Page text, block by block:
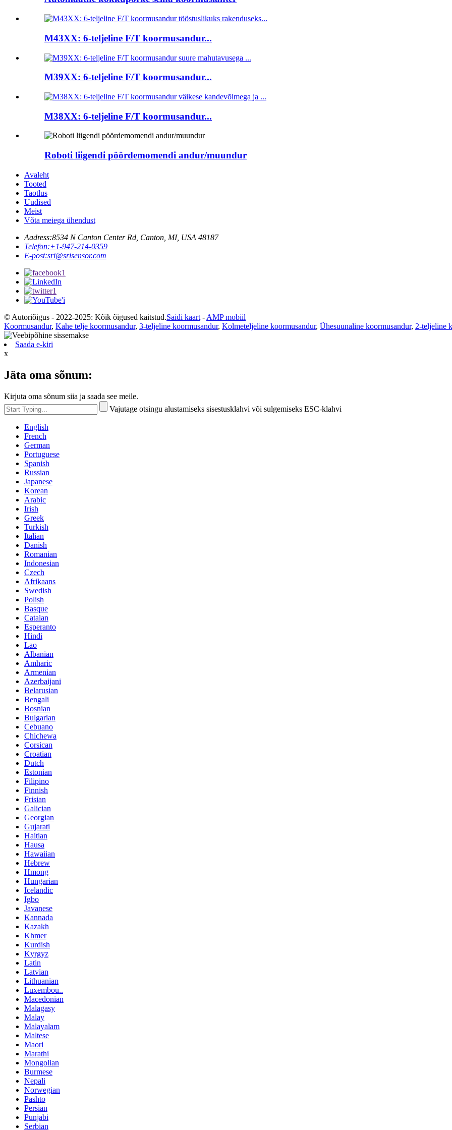
M43XX: 6-teljeline F/T koormusandur...
M39XX: 6-teljeline F/T koormusandur...
M38XX: 6-teljeline F/T koormusandur...
Roboti liigendi pöördemomendi andur/muundur
Avaleht
Tooted
Taotlus
Uudised
Meist
Võta meiega ühendust
Aadress:8534 N Canton Center Rd, Canton, MI, USA 48187
Telefon:+1-947-214-0359
E-post:sri@srisensor.com
© Autoriõigus - 2022-2025: Kõik õigused kaitstud.Saidi kaart - AMP mobiil
Koormusandur, Kahe telje koormusandur, 3-teljeline koormusandur, Kolmeteljeline koormusandur, Ühesuunaline koormusandur, 2-teljeline
Saada e-kiri
x
Jäta oma sõnum:
Kirjuta oma sõnum siia ja saada see meile.
Vajutage otsingu alustamiseks sisestusklahvi või sulgemiseks ESC-klahvi
English
French
German
Portuguese
Spanish
Russian
Japanese
Korean
Arabic
Irish
Greek
Turkish
Italian
Danish
Romanian
Indonesian
Czech
Afrikaans
Swedish
Polish
Basque
Catalan
Esperanto
Hindi
Lao
Albanian
Amharic
Armenian
Azerbaijani
Belarusian
Bengali
Bosnian
Bulgarian
Cebuano
Chichewa
Corsican
Croatian
Dutch
Estonian
Filipino
Finnish
Frisian
Galician
Georgian
Gujarati
Haitian
Hausa
Hawaiian
Hebrew
Hmong
Hungarian
Icelandic
Igbo
Javanese
Kannada
Kazakh
Khmer
Kurdish
Kyrgyz
Latin
Latvian
Lithuanian
Luxembou..
Macedonian
Malagasy
Malay
Malayalam
Maltese
Maori
Marathi
Mongolian
Burmese
Nepali
Norwegian
Pashto
Persian
Punjabi
Serbian